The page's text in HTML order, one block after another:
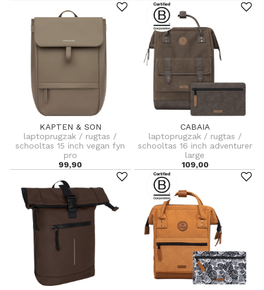
KAPTEN & SON
laptoprugzak / rugtas /
schooltas 15 inch vegan fyn
pro
99,90
CABAIA
laptoprugzak / rugtas /
schooltas 16 inch adventurer
large
109,00